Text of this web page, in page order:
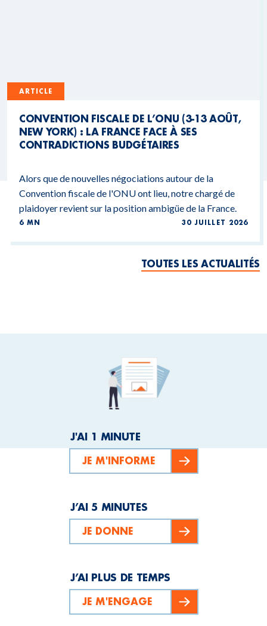
ARTICLE
CONVENTION FISCALE DE L’ONU (3-13 AOÛT,
NEW YORK) : LA FRANCE FACE À SES
CONTRADICTIONS BUDGÉTAIRES
Alors que de nouvelles négociations autour de la
Convention fiscale de l'ONU ont lieu, notre chargé de
plaidoyer revient sur la position ambigüe de la France.
6 MN 30 JUILLET 2026
TOUTES LES ACTUALITÉS
J'AI 1 MINUTE
JE M'INFORME
J’AI 5 MINUTES
JE DONNE
J’AI PLUS DE TEMPS
JE M'ENGAGE